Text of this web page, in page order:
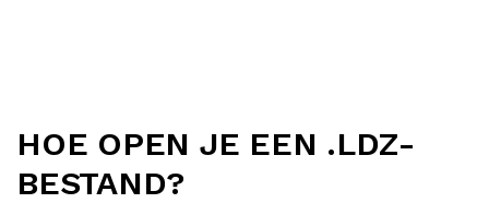
HOE OPEN JE EEN .LDZ-
BESTAND?